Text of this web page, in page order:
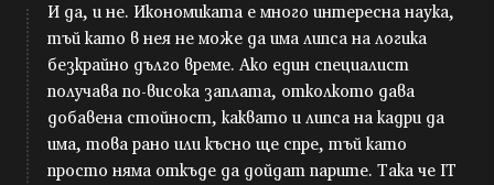
И да, и не. Икономиката е много интересна наука,
тъй като в нея не може да има липса на логика
безкрайно дълго време. Ако един специалист
получава по-висока заплата, отколкото дава
добавена стойност, каквато и липса на кадри да
има, това рано или късно ще спре, тъй като
просто няма откъде да дойдат парите. Така че IT